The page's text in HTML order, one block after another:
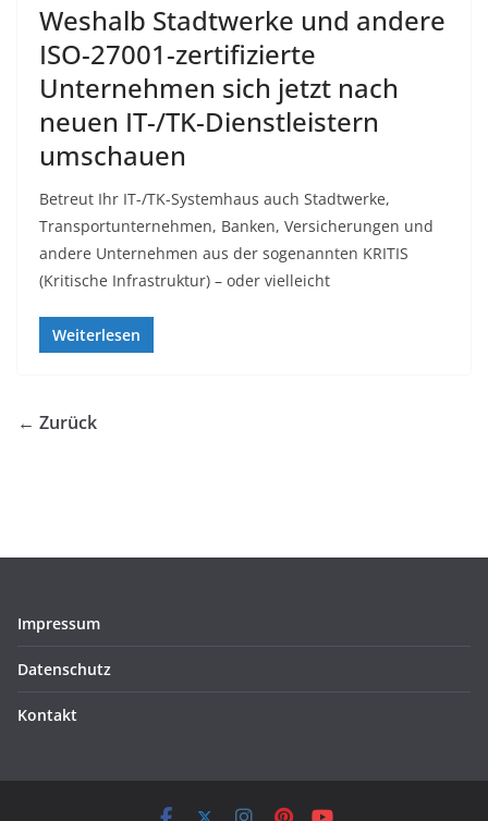
Weshalb Stadtwerke und andere
ISO-27001-zertifizierte
Unternehmen sich jetzt nach
neuen IT-/TK-Dienstleistern
umschauen
Betreut Ihr IT-/TK-Systemhaus auch Stadtwerke,
Transportunternehmen, Banken, Versicherungen und
andere Unternehmen aus der sogenannten KRITIS
(Kritische Infrastruktur) – oder vielleicht
Weiterlesen
← Zurück
Impressum
Datenschutz
Kontakt